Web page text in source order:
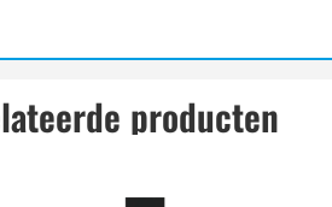
producten